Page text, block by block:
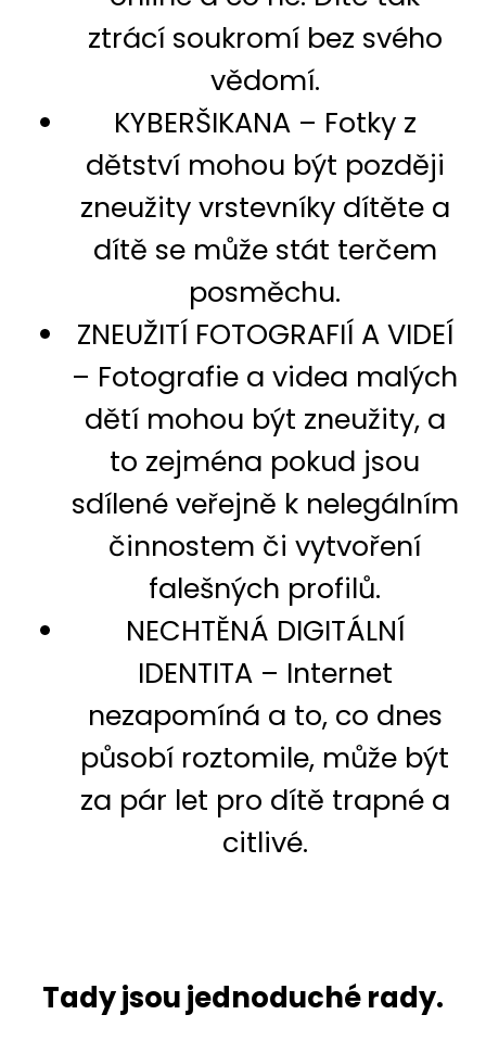
ztrácí soukromí bez svého
vědomí.
KYBERŠIKANA – Fotky z
dětství mohou být později
zneužity vrstevníky dítěte a
dítě se může stát terčem
posměchu.
ZNEUŽITÍ FOTOGRAFIÍ A VIDEÍ
– Fotografie a videa malých
dětí mohou být zneužity, a
to zejména pokud jsou
sdílené veřejně k nelegálním
činnostem či vytvoření
falešných profilů.
NECHTĚNÁ DIGITÁLNÍ
IDENTITA – Internet
nezapomíná a to, co dnes
působí roztomile, může být
za pár let pro dítě trapné a
citlivé.
Tady jsou jednoduché rady.